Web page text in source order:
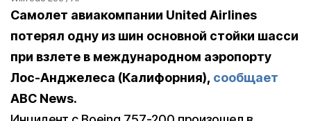
Самолет авиакомпании United Airlines
потерял одну из шин основной стойки шасси
при взлете в международном аэропорту
Лос-Анджелеса (Калифорния), сообщает
ABC News.